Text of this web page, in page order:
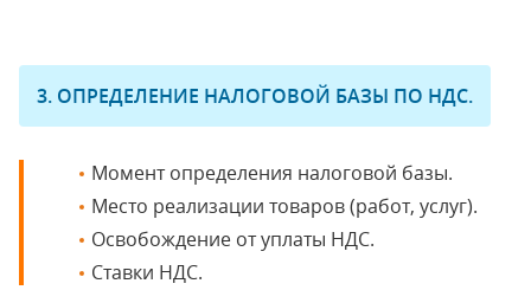
3. ОПРЕДЕЛЕНИЕ НАЛОГОВОЙ БАЗЫ ПО НДС.
Момент определения налоговой базы.
Место реализации товаров (работ, услуг).
Освобождение от уплаты НДС.
Ставки НДС.